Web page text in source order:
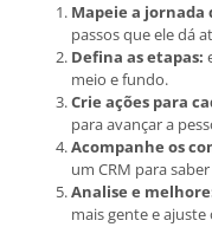
Mapeie a jornada
passos que ele dá
Defina as etapas:
meio e fundo.
Crie ações para
para avançar a
Acompanhe os
um CRM para
Analise e
mais gente e ajuste